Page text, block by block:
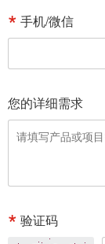
手机/微信
您的详细需求
验证码